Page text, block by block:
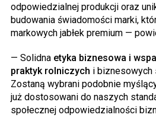
odpowiedzialnej produkcji oraz
budowania świadomości marki,
markowych jabłek premium —
— Solidna etyka biznesowa i
praktyk rolniczych i biznesowych
Zostaną wybrani podobnie
już dostosowani do naszych
społecznej odpowiedzialności